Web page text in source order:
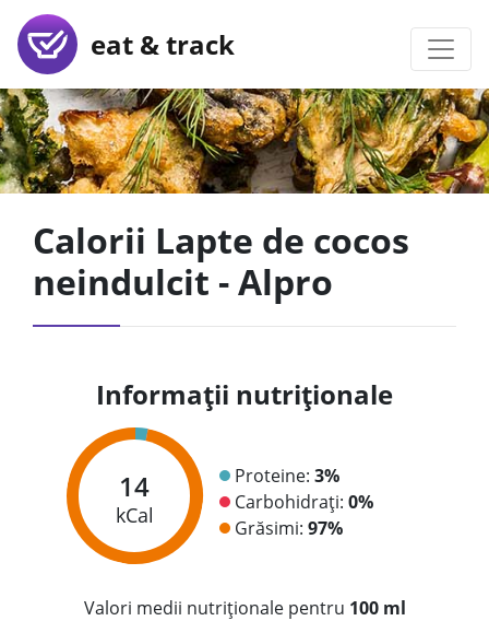
eat & track
Calorii Lapte de cocos
neindulcit - Alpro
Informații nutriționale
14
kCal
Proteine: 3%
Carbohidrați: 0%
Grăsimi: 97%
Valori medii nutriționale pentru 100 ml